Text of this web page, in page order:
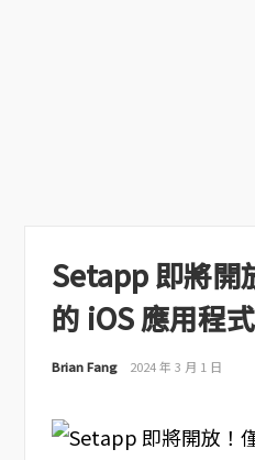
Setapp 即將開
的 iOS 應用程
Brian Fang 2024 年 3 月 1 日